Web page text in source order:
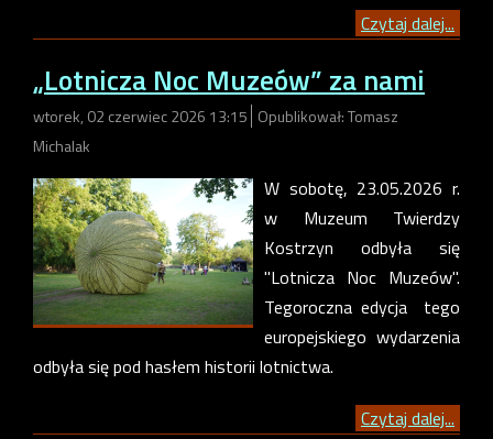
Czytaj dalej...
„Lotnicza Noc Muzeów” za nami
wtorek, 02 czerwiec 2026 13:15 Opublikował: Tomasz
Michalak
W sobotę, 23.05.2026 r.
w Muzeum Twierdzy
Kostrzyn odbyła się
"Lotnicza Noc Muzeów".
Tegoroczna edycja tego
europejskiego wydarzenia
odbyła się pod hasłem historii lotnictwa.
Czytaj dalej...